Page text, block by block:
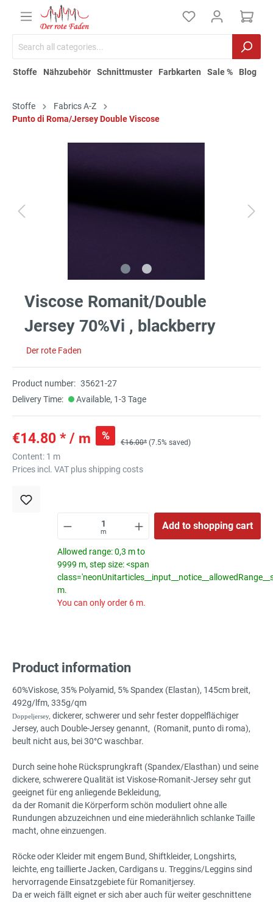
Stoffe Nähzubehör Schnittmuster Farbkarten Sale % Blog
Stoffe
Fabrics A-Z
Punto di Roma/Jersey Double Viscose
Viscose Romanit/Double
Jersey 70%Vi , blackberry
Der rote Faden
Product number: 35621-27
Delivery Time:
Available, 1-3 Tage
€14.80 * / m %
€16.00* (7.5% saved)
Content: 1 m
Prices incl. VAT plus shipping costs
m
Add to shopping cart
Allowed range: 0,3 m to
9999 m, step size: <span
m.
You can only order 6 m.
Product information
60%Viskose, 35% Polyamid, 5% Spandex (Elastan), 145cm breit,
492g/lfm, 335g/qm
Doppeljersey, dickerer, schwerer und sehr fester doppelflächiger
Jersey, auch Double-Jersey genannt, (Romanit, punto di roma),
beult nicht aus, bei 30°C waschbar.
Durch seine hohe Rücksprungkraft (Spandex/Elasthan) und seine
dickere, schwerere Qualität ist Viskose-Romanit-Jersey sehr gut
geeignet für eng anliegende Bekleidung,
da der Romanit die Körperform schön moduliert ohne alle
Rundungen abzuzeichnen und eine miederähnlich schlanke Taille
macht, ohne einzuengen.
Röcke oder Kleider mit engem Bund, Shiftkleider, Longshirts,
leichte, eng taillierte Jacken, Cardigans u. Treggins/Leggins sind
hervorragende Einsatzgebiete für Romanitjersey.
Da er weich fällt eignet er sich aber auch für weiter geschnittene